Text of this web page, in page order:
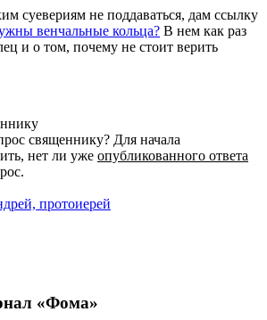
суевериям не поддаваться, дам ссылку
венчальные кольца? В нем как раз
и о том, почему не стоит верить
священнику? Для начала
нет ли уже опубликованного ответа
протоиерей
«Фома»